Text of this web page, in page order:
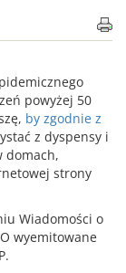
powyżej 50
by zgodnie z
z dyspensy i
domach,
strony
Wiadomości o
wyemitowane